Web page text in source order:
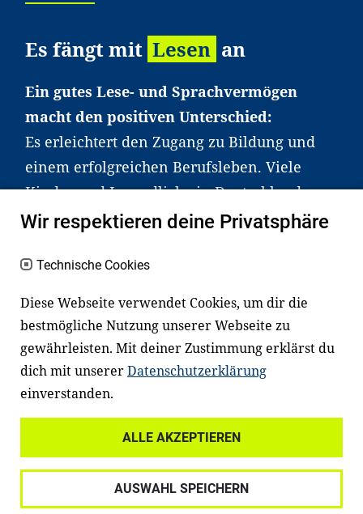
Es fängt mit Lesen an
Ein gutes Lese- und Sprachvermögen
macht den positiven Unterschied:
Es erleichtert den Zugang zu Bildung und
einem erfolgreichen Berufsleben. Viele
Kinder und Jugendliche in Deutschland
haben aber große Schwierigkeiten dabei.
an Familien sowie an Erzieher*innen,
Lehrer*innen und andere
Fachexpert*innen. Dafür arbeiten wir eng
mit Ministerien, wissenschaftlichen
Einrichtungen, Verbänden, Unternehmen
und anderen Stiftungen zusammen.
Datenschutz
Haftungsausschluss
Impressum
Wir respektieren deine Privatsphäre
Technische Cookies
Diese Webseite verwendet Cookies, um dir die
bestmögliche Nutzung unserer Webseite zu
gewährleisten. Mit deiner Zustimmung erklärst du
dich mit unsererDatenschutzerklärung
einverstanden.
ALLE AKZEPTIEREN
AUSWAHL SPEICHERN